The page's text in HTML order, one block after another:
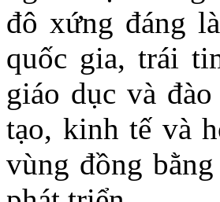
đô xứng đáng
quốc gia, trái
giáo dục và
tạo, kinh tế và
vùng đồng